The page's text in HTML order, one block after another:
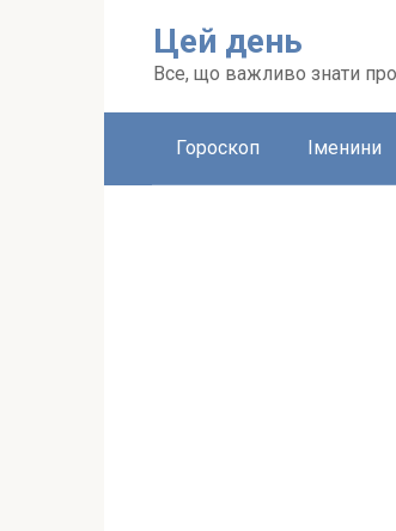
Цей день
Все, що важливо знати про
Гороскоп Іменини